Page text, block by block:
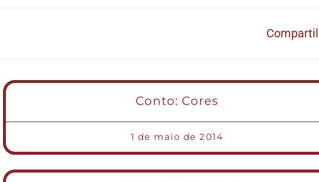
Conto: Cores
1 de maio de 2014